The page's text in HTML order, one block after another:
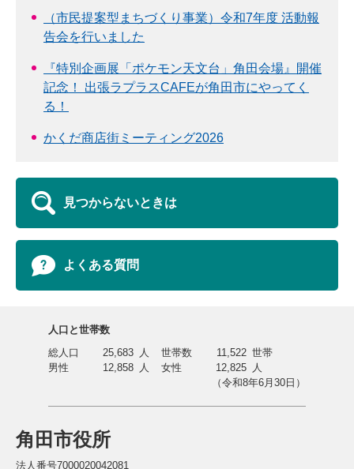
（市民提案型まちづくり事業）令和7年度 活動報
告会を行いました
『特別企画展「ポケモン天文台」角田会場』開催
記念！ 出張ラプラスCAFEが角田市にやってく
る！
かくだ商店街ミーティング2026
見つからないときは
よくある質問
角田市役所
法人番号7000020042081
人口と世帯数
総人口
25,683 人 世帯数 11,522 世帯
男性
12,858 人 女性 12,825
人
（令和8年6月30日）